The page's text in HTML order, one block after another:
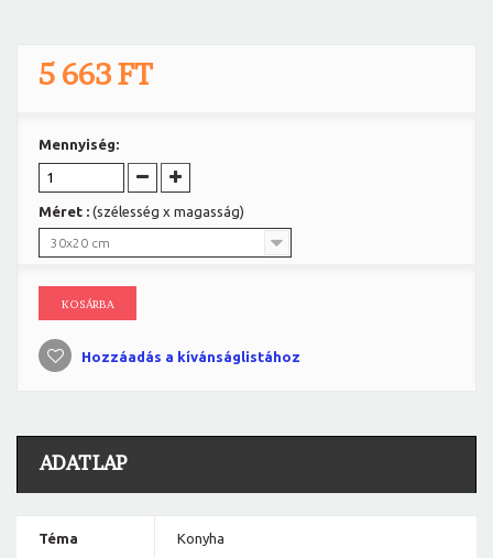
5 663 FT
Mennyiség:
Méret : (szélesség x magasság)
30x20 cm
KOSÁRBA
Hozzáadás a kívánságlistához
ADATLAP
Téma Konyha